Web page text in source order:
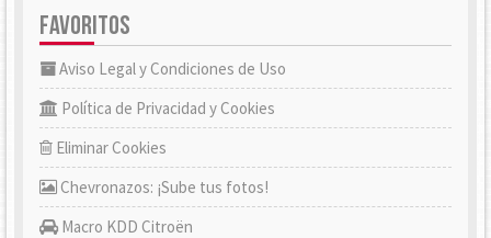
FAVORITOS
Aviso Legal y Condiciones de Uso
Política de Privacidad y Cookies
Eliminar Cookies
Chevronazos: ¡Sube tus fotos!
Macro KDD Citroën